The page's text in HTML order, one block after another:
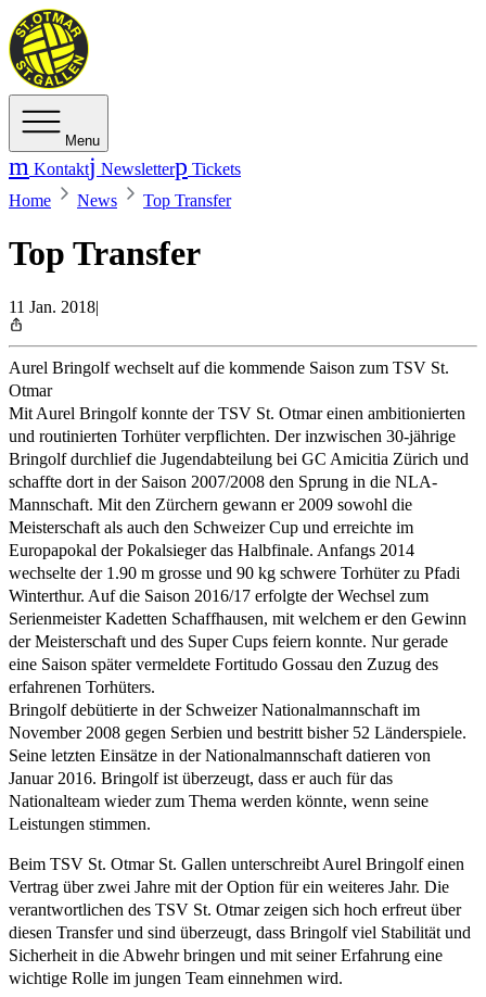
Menu
Kontakt Newsletter
Tickets
Home
News Top Transfer
Top Transfer
11 Jan. 2018|
Aurel Bringolf wechselt auf die kommende Saison zum TSV St.
Otmar
Mit Aurel Bringolf konnte der TSV St. Otmar einen ambitionierten
und routinierten Torhüter verpflichten. Der inzwischen 30-jährige
Bringolf durchlief die Jugendabteilung bei GC Amicitia Zürich und
schaffte dort in der Saison 2007/2008 den Sprung in die NLA-
Mannschaft. Mit den Zürchern gewann er 2009 sowohl die
Meisterschaft als auch den Schweizer Cup und erreichte im
Europapokal der Pokalsieger das Halbfinale. Anfangs 2014
wechselte der 1.90 m grosse und 90 kg schwere Torhüter zu Pfadi
Winterthur. Auf die Saison 2016/17 erfolgte der Wechsel zum
Serienmeister Kadetten Schaffhausen, mit welchem er den Gewinn
der Meisterschaft und des Super Cups feiern konnte. Nur gerade
eine Saison später vermeldete Fortitudo Gossau den Zuzug des
erfahrenen Torhüters.
Bringolf debütierte in der Schweizer Nationalmannschaft im
November 2008 gegen Serbien und bestritt bisher 52 Länderspiele.
Seine letzten Einsätze in der Nationalmannschaft datieren von
Januar 2016. Bringolf ist überzeugt, dass er auch für das
Nationalteam wieder zum Thema werden könnte, wenn seine
Leistungen stimmen.
Beim TSV St. Otmar St. Gallen unterschreibt Aurel Bringolf einen
Vertrag über zwei Jahre mit der Option für ein weiteres Jahr. Die
verantwortlichen des TSV St. Otmar zeigen sich hoch erfreut über
diesen Transfer und sind überzeugt, dass Bringolf viel Stabilität und
Sicherheit in die Abwehr bringen und mit seiner Erfahrung eine
wichtige Rolle im jungen Team einnehmen wird.